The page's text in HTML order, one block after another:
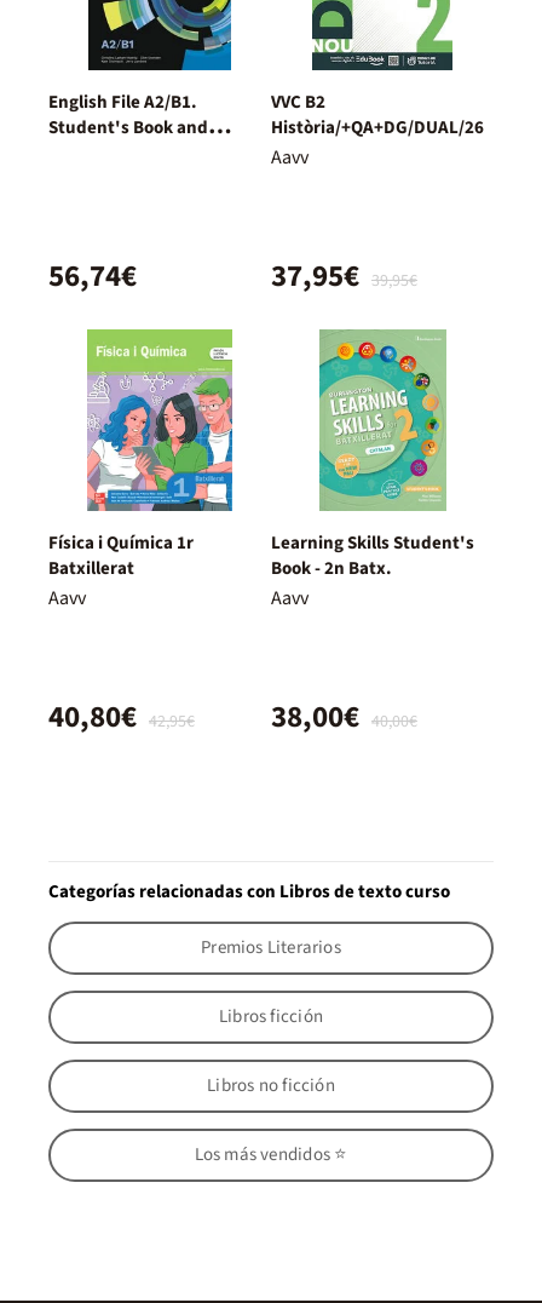
English File A2/B1.
Student's Book and
56,74€
VVC B2
Història/+QA+DG/DUAL/26
Aavv
39,95€
37,95€
Física i Química 1r
Batxillerat
Aavv
42,95€
40,80€
Learning Skills Student's
Book - 2n Batx.
Aavv
40,00€
38,00€
Categorías relacionadas con Libros de texto curso
Premios Literarios
Libros ficción
Libros no ficción
Los más vendidos ⭐